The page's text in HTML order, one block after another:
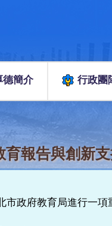
德簡介 行政團
育報告與創新
政府教育局進行一